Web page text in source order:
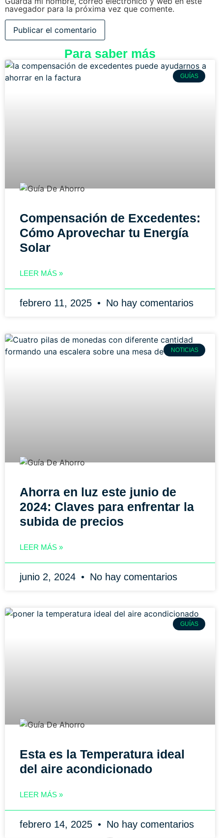
navegador para la próxima vez que comente.
Para saber más
GUÍAS
Compensación de Excedentes:
Cómo Aprovechar tu Energía
Solar
LEER MÁS »
febrero 11, 2025 No hay comentarios
NOTICIAS
Ahorra en luz este junio de
2024: Claves para enfrentar la
subida de precios
LEER MÁS »
junio 2, 2024 No hay comentarios
GUÍAS
Esta es la Temperatura ideal
del aire acondicionado
LEER MÁS »
febrero 14, 2025 No hay comentarios